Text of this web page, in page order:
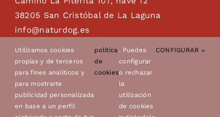
38205 San Cristóbal de La Laguna
info@naturdog.es
Tel. 922 89 85 89 – 681 28 85 26
Utilizamos cookies
propias y de terceros
para fines analíticos y
para mostrarte
publicidad personalizada
en base a un perfil
política
de
cookies
. Puedes
configurar
o rechazar
la
utilización
de cookies
CONFIGURAR